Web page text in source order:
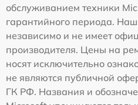
обслуживанием техники
гарантийного периода.
независимо и не имеет
производителя. Цены на
носят исключительно
не являются публичной
ГК РФ. Названия и